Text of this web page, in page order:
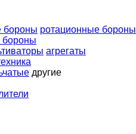
бороны ротационные бороны
агрегаты
другие